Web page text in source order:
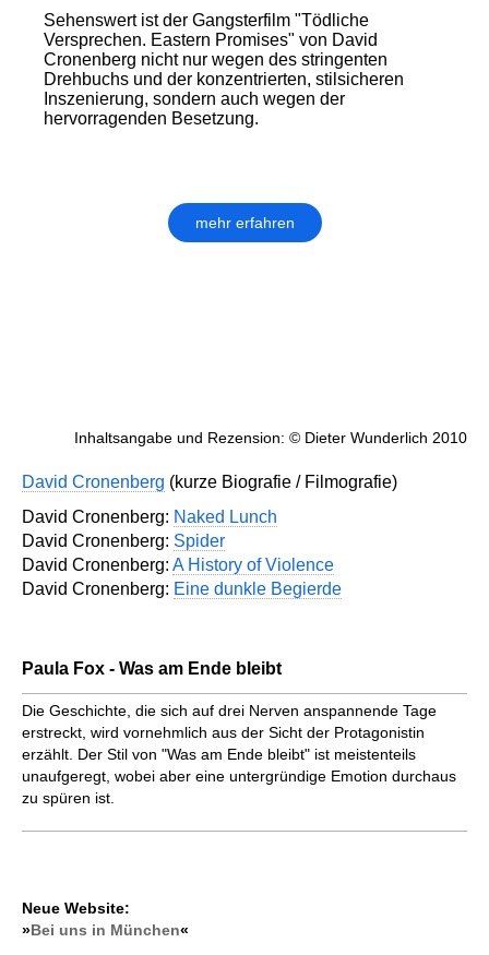
Sehenswert ist der Gangsterfilm "Tödliche
Versprechen. Eastern Promises" von David
Cronenberg nicht nur wegen des stringenten
Drehbuchs und der konzentrierten, stilsicheren
Inszenierung, sondern auch wegen der
hervorragenden Besetzung.
mehr erfahren
Inhaltsangabe und Rezension: © Dieter Wunderlich 2010
David Cronenberg (kurze Biografie / Filmografie)
David Cronenberg: Naked Lunch
David Cronenberg: Spider
David Cronenberg: A History of Violence
David Cronenberg: Eine dunkle Begierde
Paula Fox - Was am Ende bleibt
Die Geschichte, die sich auf drei Nerven anspannende Tage
erstreckt, wird vornehmlich aus der Sicht der Protagonistin
erzählt. Der Stil von "Was am Ende bleibt" ist meistenteils
unaufgeregt, wobei aber eine untergründige Emotion durchaus
zu spüren ist.
Neue Website:
»Bei uns in München«